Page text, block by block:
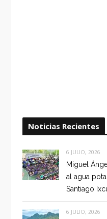
Noticias Recientes
6 JULIO, 2026
Miguel
al agua
Santiago
6 JULIO, 2026